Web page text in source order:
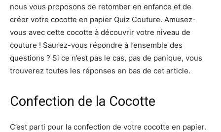
nous vous proposons de retomber en enfance et de
créer votre cocotte en papier Quiz Couture. Amusez-
vous avec cette cocotte à découvrir votre niveau de
couture ! Saurez-vous répondre à l’ensemble des
questions ? Si ce n’est pas le cas, pas de panique, vous
trouverez toutes les réponses en bas de cet article.
Confection de la Cocotte
C’est parti pour la confection de votre cocotte en papier.